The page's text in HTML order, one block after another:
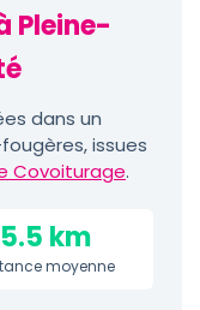
Pleine-
dans un
issues
Covoiturage.
5.5 km
moyenne